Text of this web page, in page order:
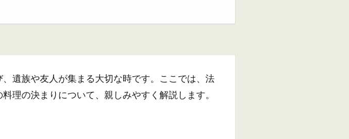
遺族や友人が集まる大切な時です。ここでは、法
理の決まりについて、親しみやすく解説します。